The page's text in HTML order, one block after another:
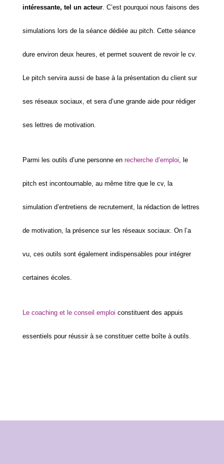
intéressante, tel un acteur. C’est pourquoi nous faisons des
simulations lors de la séance dédiée au pitch. Cette séance
dure environ deux heures, et permet souvent de revoir le cv.
Le pitch servira aussi de base à la présentation du client sur
ses réseaux sociaux, et sera d’une grande aide pour rédiger
ses lettres de motivation.
Parmi les outils d’une personne en recherche d’emploi , le
pitch est incontournable, au même titre que le cv, la
simulation d’entretiens de recrutement, la rédaction de lettres
de motivation, la présence sur les réseaux sociaux. On l’a
vu, ces outils sont également indispensables pour intégrer
certaines écoles.
Le coaching et le conseil emploi constituent des appuis
essentiels pour réussir à se constituer cette boîte à outils.